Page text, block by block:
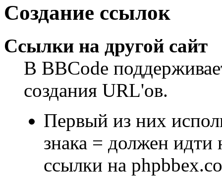
Создание ссылок
Ссылки на другой сайт
В BBCode
создания URL'ов.
Первый из них
знака = должен
ссылки на